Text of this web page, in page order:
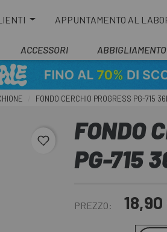
APPUNTAMENTO AL
ACCESSORI ABBIGLIAMENTO
FONDO CERCHIO PROGRESS PG-715
favorite_border
FONDO
PG-715
PREZZO: